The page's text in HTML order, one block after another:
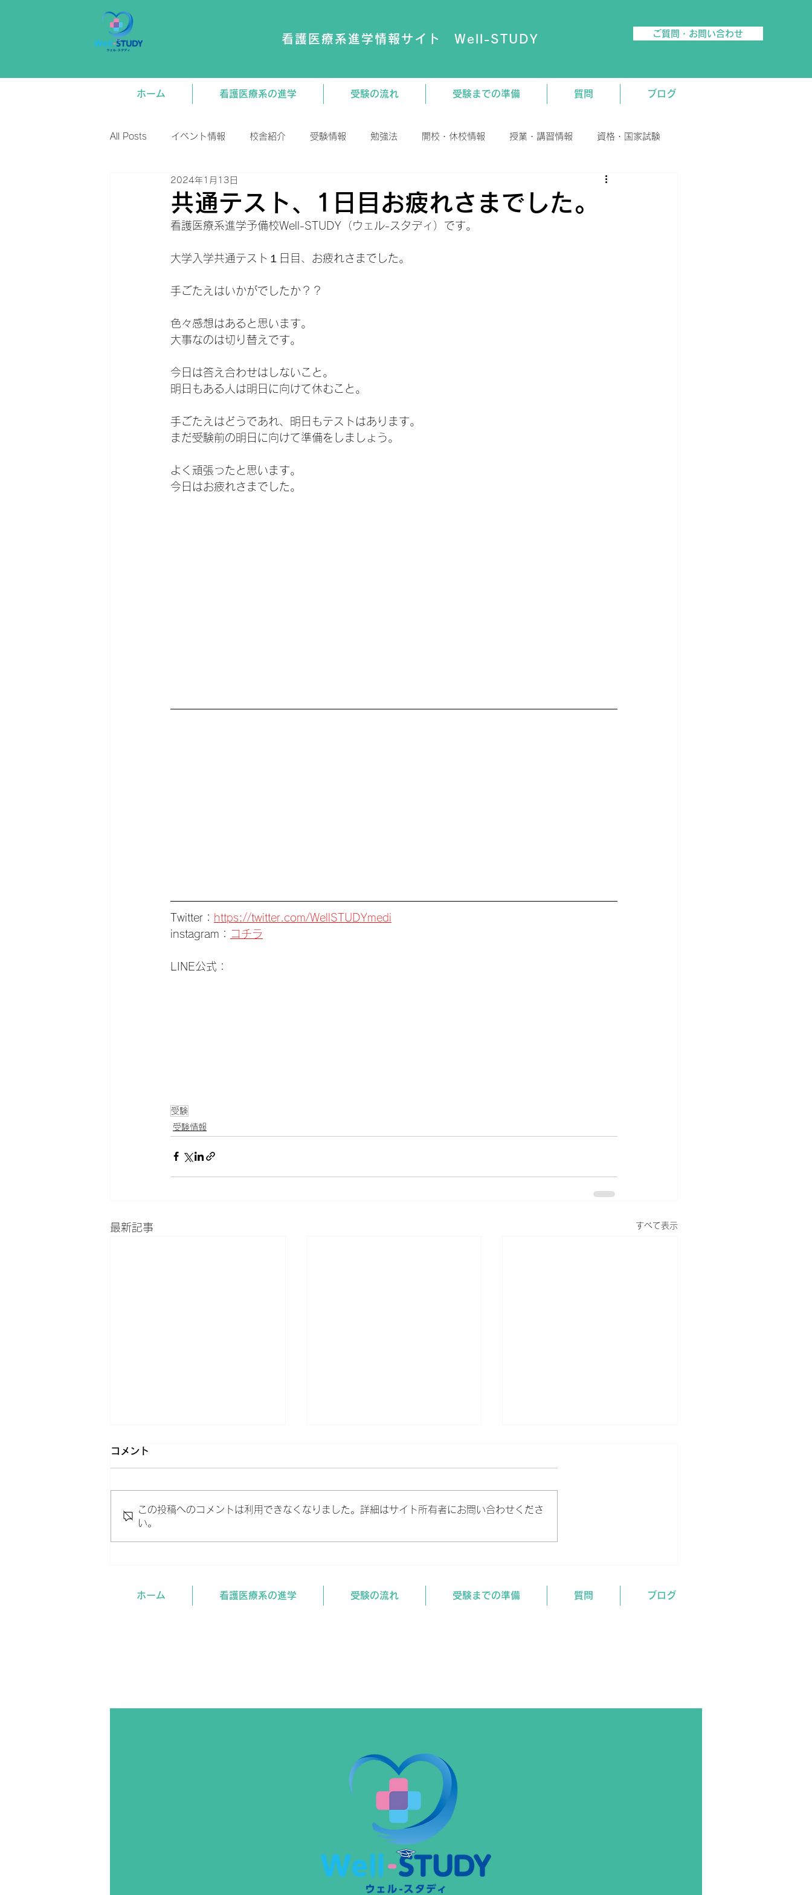
看護医療系進学情報サイト Well-STUDY ご質問・お問い合わせ
ホーム 看護医療系の進学 受験の流れ 受験までの準備 質問 ブログ
All Posts イベント情報 校舎紹介 受験情報 勉強法 開校・休校情報 授業・講習情報 資格・国家試験
将来関連
共通テスト、1日目お疲れさまでした。
2024年1月13日
看護医療系進学予備校Well-STUDY（ウェル-スタディ）です。
大学入学共通テスト１日目、お疲れさまでした。
手ごたえはいかがでしたか？？
色々感想はあると思います。
大事なのは切り替えです。
今日は答え合わせはしないこと。
明日もある人は明日に向けて休むこと。
手ごたえはどうであれ、明日もテストはあります。
まだ受験前の明日に向けて準備をしましょう。
よく頑張ったと思います。
今日はお疲れさまでした。
Twitter： https://twitter.com/WellSTUDYmedi
instagram： コチラ
LINE公式：
受験
受験情報
最新記事 すべて表示
浪人する前に。
コメント
この投稿へのコメントは利用できなくなりました。詳細はサイト所有者にお問い合わせくださ
い。
ホーム 看護医療系の進学 受験の流れ 受験までの準備 質問 ブログ